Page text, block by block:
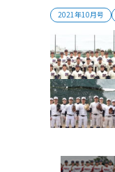
2021年10月号